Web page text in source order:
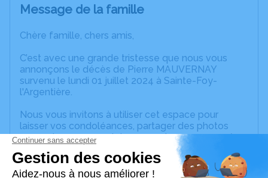
Message de la famille
Chère famille, chers amis,
C’est avec une grande tristesse que nous vous
annonçons le décès de Pierre MAUVERNAY
survenu le lundi 01 juillet 2024 à Sainte-Foy-
l'Argentière.
Nous vous invitons à utiliser cet espace pour
laisser vos condoléances, partager des photos
souvenirs, une anecdote ou exprimer vos pensées
à travers des poèmes ou des textes. Cet endroit
est un lieu d'expression dédié à honorer la
mémoire de Pierre MAUVERNAY.